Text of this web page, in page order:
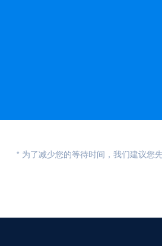
* 为了减少您的等待时间，我们建议您